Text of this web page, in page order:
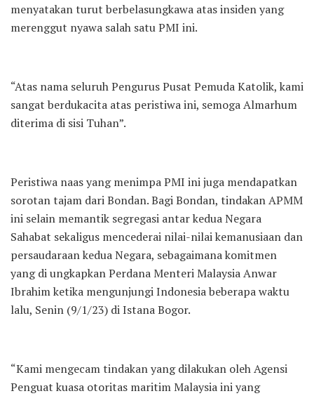
menyatakan turut berbelasungkawa atas insiden yang
merenggut nyawa salah satu PMI ini.
“Atas nama seluruh Pengurus Pusat Pemuda Katolik, kami
sangat berdukacita atas peristiwa ini, semoga Almarhum
diterima di sisi Tuhan”.
Peristiwa naas yang menimpa PMI ini juga mendapatkan
sorotan tajam dari Bondan. Bagi Bondan, tindakan APMM
ini selain memantik segregasi antar kedua Negara
Sahabat sekaligus mencederai nilai-nilai kemanusiaan dan
persaudaraan kedua Negara, sebagaimana komitmen
yang di ungkapkan Perdana Menteri Malaysia Anwar
Ibrahim ketika mengunjungi Indonesia beberapa waktu
lalu, Senin (9/1/23) di Istana Bogor.
“Kami mengecam tindakan yang dilakukan oleh Agensi
Penguat kuasa otoritas maritim Malaysia ini yang